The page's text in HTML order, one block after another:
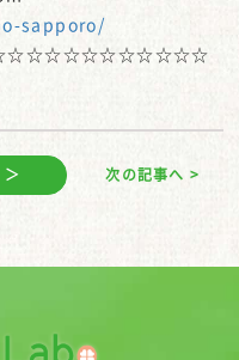
sapporo/
次の記事へ >